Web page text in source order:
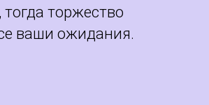
торжество
ваши ожидания.